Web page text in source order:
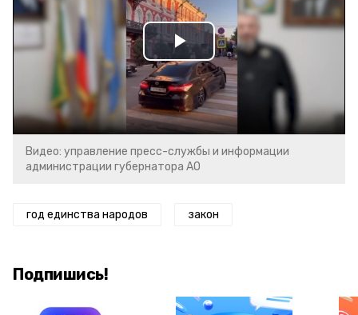
Play
Video
Видео: управление пресс-службы и информации
администрации губернатора АО
год единства народов закон
Подпишись!